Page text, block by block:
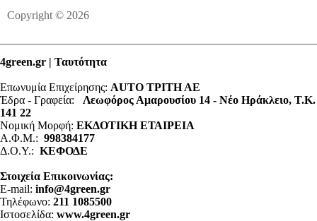
Copyright © 2026
4green.gr | Ταυτότητα
Επωνυμία Επιχείρησης: AUTO ΤΡΙΤΗ ΑΕ
Έδρα - Γραφεία: Λεωφόρος Αμαρουσίου 14 - Νέο Ηράκλειο, Τ.Κ.
141 22
Νομική Μορφή: ΕΚΔΟΤΙΚΗ ΕΤΑΙΡΕΙΑ
Α.Φ.Μ.: 998384177
Δ.Ο.Υ.: ΚΕΦΟΔΕ
Στοιχεία Επικοινωνίας:
E-mail: info@4green.gr
Τηλέφωνο: 211 1085500
Ιστοσελίδα: www.4green.gr